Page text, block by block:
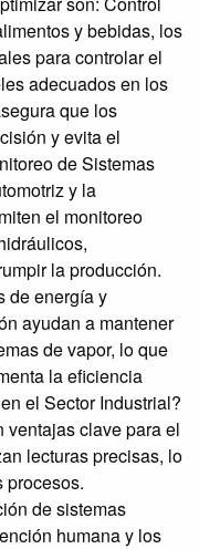
y bebidas, los
para controlar el
adecuados en los
que los
y evita el
de Sistemas
y la
el monitoreo
la producción.
de energía y
ayudan a mantener
de vapor, lo que
la eficiencia
el Sector Industrial?
ventajas clave para el
lecturas precisas, lo
procesos.
de sistemas
humana y los